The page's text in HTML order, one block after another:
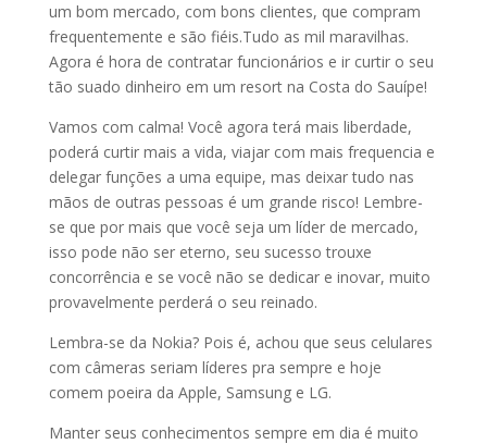
um bom mercado, com bons clientes, que compram
frequentemente e são fiéis.Tudo as mil maravilhas.
Agora é hora de contratar funcionários e ir curtir o seu
tão suado dinheiro em um resort na Costa do Sauípe!
Vamos com calma! Você agora terá mais liberdade,
poderá curtir mais a vida, viajar com mais frequencia e
delegar funções a uma equipe, mas deixar tudo nas
mãos de outras pessoas é um grande risco! Lembre-
se que por mais que você seja um líder de mercado,
isso pode não ser eterno, seu sucesso trouxe
concorrência e se você não se dedicar e inovar, muito
provavelmente perderá o seu reinado.
Lembra-se da Nokia? Pois é, achou que seus celulares
com câmeras seriam líderes pra sempre e hoje
comem poeira da Apple, Samsung e LG.
Manter seus conhecimentos sempre em dia é muito